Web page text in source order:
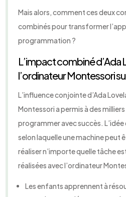
Mais alors, comment ces deux
combinés pour transformer
programmation ?
L’impact combiné d’Ada
l’ordinateur Montessori
L’influence conjointe d’Ada
Montessori a permis à des
programmer avec succès.
selon laquelle une machine peut
réaliser n’importe quelle tâche
réalisées avec l’ordinateur
Les enfants apprennent à